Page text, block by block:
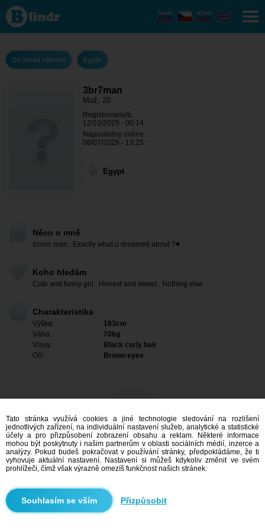
3br7man
- On
hledá
někoho
On hledá někoho Egypt
3br7man
Muž, 20
Registrovaný/á:
12/10/2025 - 00:14
Naposledny online:
08/07/2026 - 13:25
Egypt
Něco o mně
Iconic man.. Exactly what u dreamed about ?♥
Koho hledám
Cute and funny girl.. Honest and sweet.. Nothing else
Charakteristika
Výška:
183cm
Váha:
70kg
Vlasy:
Black curly hair
Oči:
Brown eyes
Mám zájem
Vyhledávání
Tato stránka využívá cookies a jiné technologie sledování na rozlišení
jednotlivých zařízení, na individuální nastavení služeb, analytické a statistické
účely a pro přizpůsobení zobrazení obsahu a reklam. Některé informace
mohou být poskytnuty i našim partnerům v oblasti sociálních médií, inzerce a
analýzy. Pokud budeš pokračovat v používání stránky, předpokládáme, že ti
vyhovuje aktuální nastavení. Nastavení si můžeš kdykoliv změnit ve svém
prohlížeči, čímž však výrazně omezíš funkčnost našich stránek.
Přizpůsobit